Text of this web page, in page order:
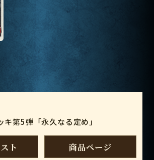
キ第5弾「永久なる定め」
ト 商品ページ